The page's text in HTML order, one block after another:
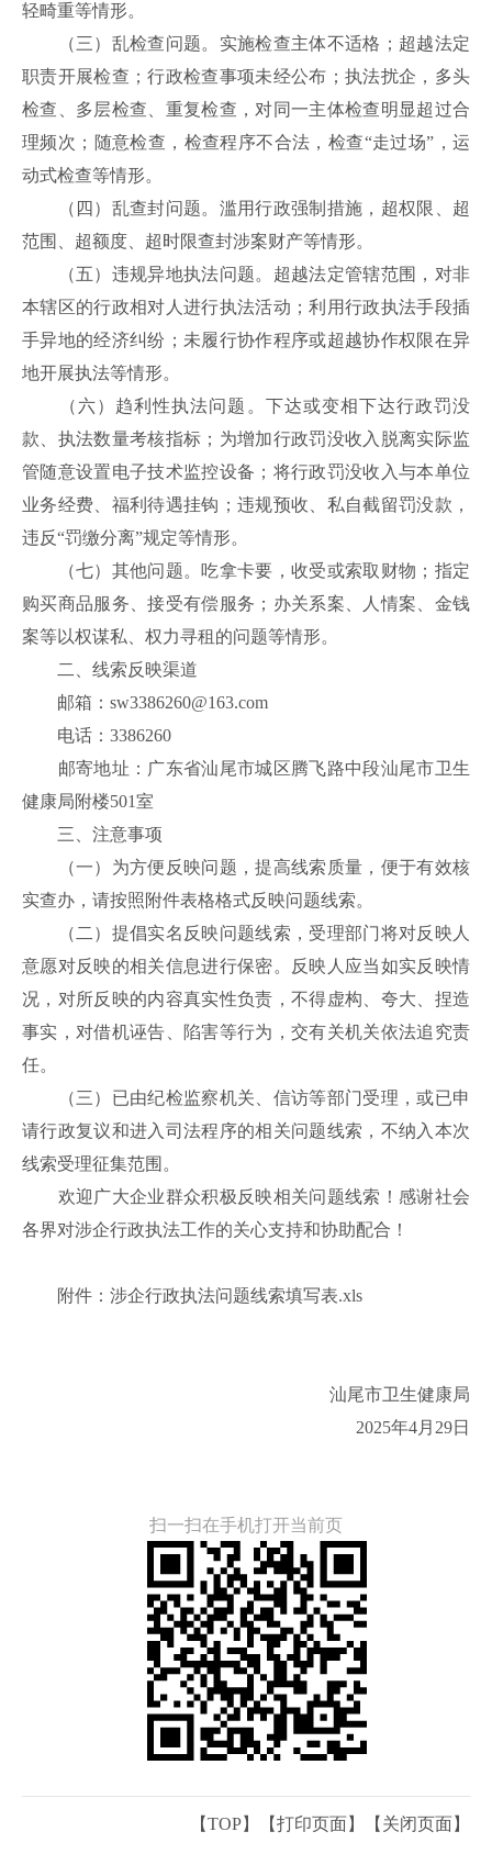
轻畸重等情形。
（三）乱检查问题。实施检查主体不适格；超越法定
职责开展检查；行政检查事项未经公布；执法扰企，多头
检查、多层检查、重复检查，对同一主体检查明显超过合
理频次；随意检查，检查程序不合法，检查“走过场”，运
动式检查等情形。
（四）乱查封问题。滥用行政强制措施，超权限、超
范围、超额度、超时限查封涉案财产等情形。
（五）违规异地执法问题。超越法定管辖范围，对非
本辖区的行政相对人进行执法活动；利用行政执法手段插
手异地的经济纠纷；未履行协作程序或超越协作权限在异
地开展执法等情形。
（六）趋利性执法问题。下达或变相下达行政罚没
款、执法数量考核指标；为增加行政罚没收入脱离实际监
管随意设置电子技术监控设备；将行政罚没收入与本单位
业务经费、福利待遇挂钩；违规预收、私自截留罚没款，
违反“罚缴分离”规定等情形。
（七）其他问题。吃拿卡要，收受或索取财物；指定
购买商品服务、接受有偿服务；办关系案、人情案、金钱
案等以权谋私、权力寻租的问题等情形。
二、线索反映渠道
邮箱：sw3386260@163.com
电话：3386260
邮寄地址：广东省汕尾市城区腾飞路中段汕尾市卫生
健康局附楼501室
三、注意事项
（一）为方便反映问题，提高线索质量，便于有效核
实查办，请按照附件表格格式反映问题线索。
（二）提倡实名反映问题线索，受理部门将对反映人
意愿对反映的相关信息进行保密。反映人应当如实反映情
况，对所反映的内容真实性负责，不得虚构、夸大、捏造
事实，对借机诬告、陷害等行为，交有关机关依法追究责
任。
（三）已由纪检监察机关、信访等部门受理，或已申
请行政复议和进入司法程序的相关问题线索，不纳入本次
线索受理征集范围。
欢迎广大企业群众积极反映相关问题线索！感谢社会
各界对涉企行政执法工作的关心支持和协助配合！
附件： 涉企行政执法问题线索填写表.xls
汕尾市卫生健康局
2025年4月29日
扫一扫在手机打开当前页
【TOP】 【打印页面】【 关闭页面】